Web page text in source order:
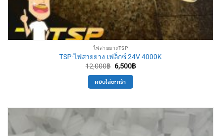
ไฟสายยางTSP
TSP-ไฟสายยาง เฟล็กซ์ 24V 4000K
12,000฿ Original
price
was:
12,000฿.
6,500฿Current
หยิบใส่ตะกร้า